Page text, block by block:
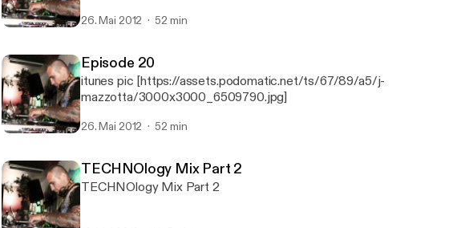
26. Mai 2012 52 min
Episode 20
itunes pic [https://assets.podomatic.net/ts/67/89/a5/j-
mazzotta/3000x3000_6509790.jpg]
26. Mai 2012 52 min
TECHNOlogy Mix Part 2
TECHNOlogy Mix Part 2